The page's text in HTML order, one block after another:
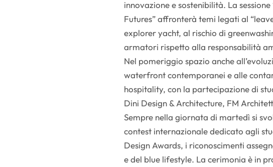
innovazione e sostenibilità. La
Futures” affronterà temi legati al
explorer yacht, al rischio di
armatori rispetto alla responsabilità
Nel pomeriggio spazio anche
waterfront contemporanei e alle
hospitality, con la partecipazione di
Dini Design & Architecture, FM
Sempre nella giornata di martedì si
contest internazionale dedicato agli
Design Awards, i riconoscimenti
e del blue lifestyle. La cerimonia è in